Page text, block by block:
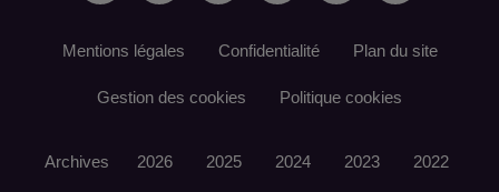
Mentions légales Confidentialité Plan du site
Gestion des cookies Politique cookies
Archives 2026 2025 2024 2023 2022